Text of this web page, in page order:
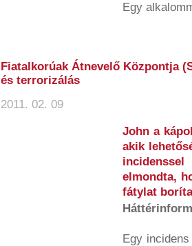
Egy
Fiatalkorúak Átnevelő Központja
és terrorizálás
2011. 02. 09
John a
akik
elmondta,
fátylat
Egy